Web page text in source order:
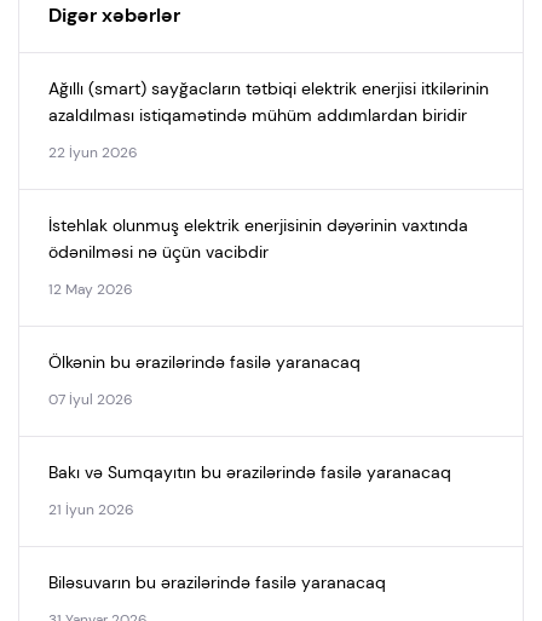
Digər xəbərlər
Ağıllı (smart) sayğacların tətbiqi elektrik enerjisi itkilərinin
azaldılması istiqamətində mühüm addımlardan biridir
22 İyun 2026
İstehlak olunmuş elektrik enerjisinin dəyərinin vaxtında
ödənilməsi nə üçün vacibdir
12 May 2026
Ölkənin bu ərazilərində fasilə yaranacaq
07 İyul 2026
Bakı və Sumqayıtın bu ərazilərində fasilə yaranacaq
21 İyun 2026
Biləsuvarın bu ərazilərində fasilə yaranacaq